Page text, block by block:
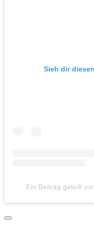
Sieh dir
Ein Beitrag geteilt